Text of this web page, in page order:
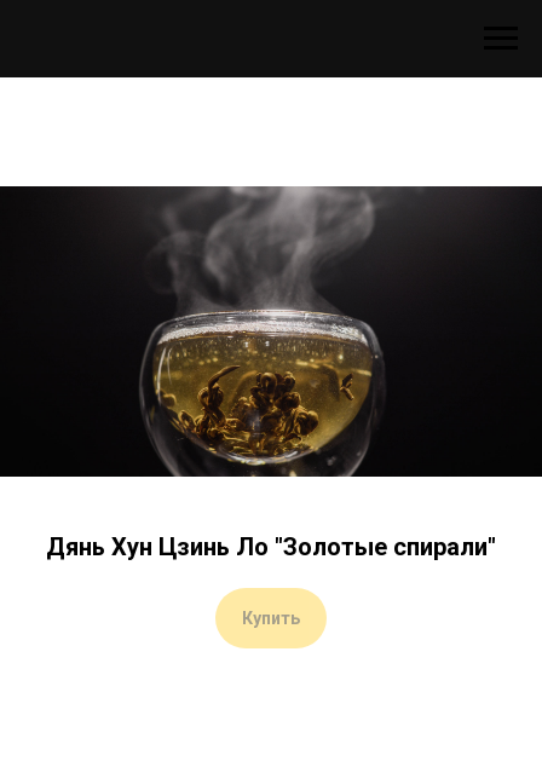
Дянь Хун Цзинь Ло "Золотые спирали"
Купить